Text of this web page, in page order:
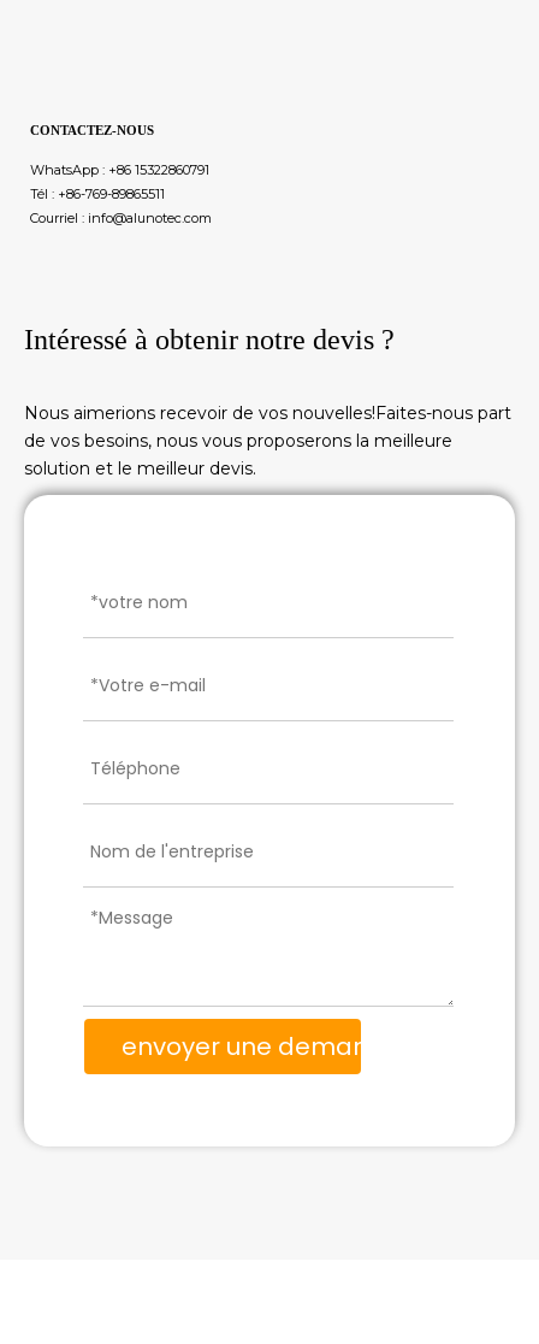
CONTACTEZ-NOUS
WhatsApp : +86 15322860791
Tél : +86-769-89865511
Courriel : info@alunotec.com
Intéressé à obtenir notre devis ?
Nous aimerions recevoir de vos nouvelles!Faites-nous part
de vos besoins, nous vous proposerons la meilleure
solution et le meilleur devis.
envoyer une demande